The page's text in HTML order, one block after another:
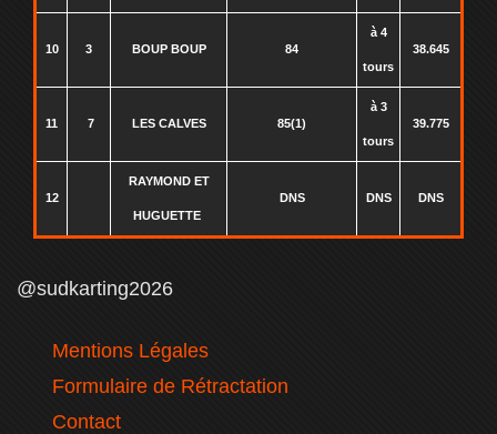
10 3 BOUP BOUP 84
à 4
tours
38.645
11 7 LES CALVES 85(1)
à 3
tours
39.775
12
RAYMOND ET
HUGUETTE
DNS DNS DNS
@sudkarting2026
Mentions Légales
Formulaire de Rétractation
Contact